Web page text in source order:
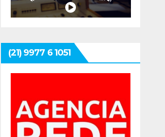
(21) 9977 6 1051